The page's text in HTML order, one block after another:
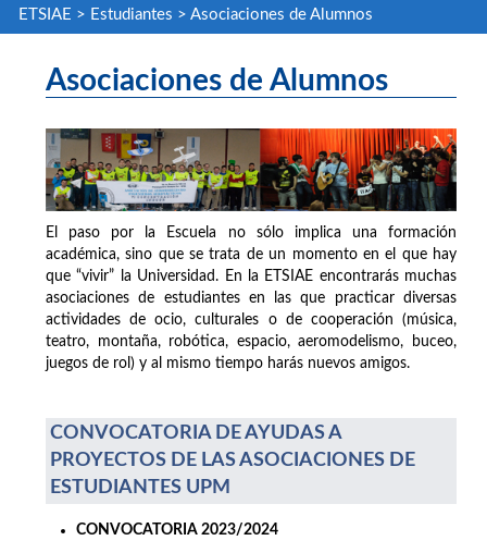
ETSIAE > Estudiantes > Asociaciones de Alumnos
Asociaciones de Alumnos
El paso por la Escuela no sólo implica una formación
académica, sino que se trata de un momento en el que hay
que “vivir” la Universidad. En la ETSIAE encontrarás muchas
asociaciones de estudiantes en las que practicar diversas
actividades de ocio, culturales o de cooperación (música,
teatro, montaña, robótica, espacio, aeromodelismo, buceo,
juegos de rol) y al mismo tiempo harás nuevos amigos.
CONVOCATORIA DE AYUDAS A
PROYECTOS DE LAS ASOCIACIONES DE
ESTUDIANTES UPM
CONVOCATORIA 2023/2024